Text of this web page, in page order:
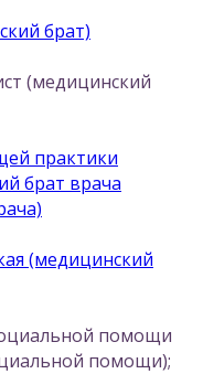
брат)
(медицинский
практики
брат врача
(медицинский
помощи
помощи);